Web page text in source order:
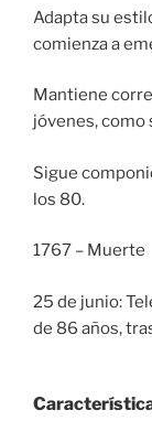
Adapta su
comienza a
Mantiene
jóvenes, como
Sigue
los 80.
1767 – Muerte
25 de junio:
de 86 años,